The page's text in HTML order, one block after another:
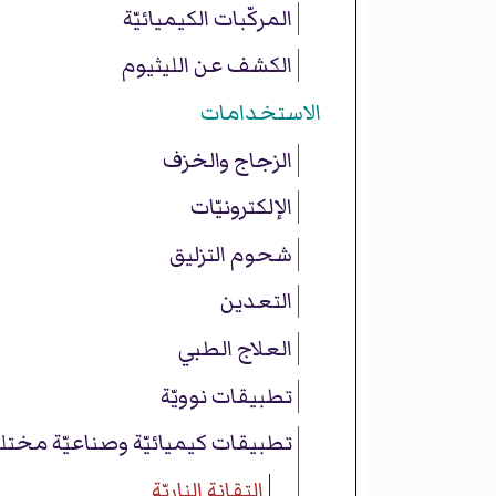
المركّبات الكيميائيّة
الكشف عن الليثيوم
الاستخدامات
الزجاج والخزف
الإلكترونيّات
شحوم التزليق
التعدين
العلاج الطبي
تطبيقات نوويّة
تطبيقات كيميائيّة وصناعيّة